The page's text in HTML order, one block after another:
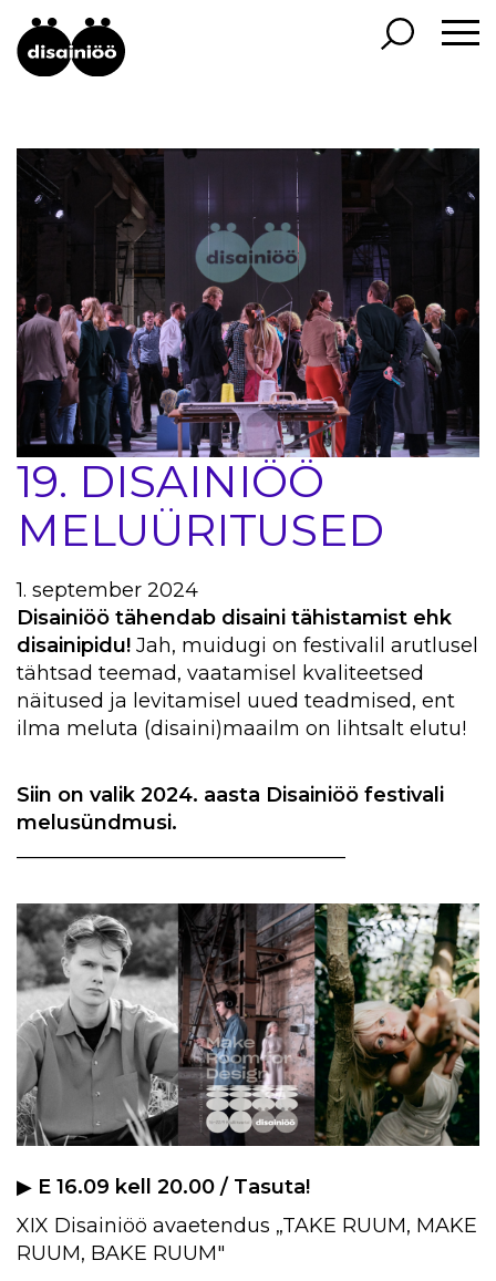
19. DISAINIÖÖ
MELUÜRITUSED
1. september 2024
Disainiöö tähendab disaini tähistamist ehk
disainipidu! Jah, muidugi on festivalil arutlusel
tähtsad teemad, vaatamisel kvaliteetsed
näitused ja levitamisel uued teadmised, ent
ilma meluta (disaini)maailm on lihtsalt elutu!
Siin on valik 2024. aasta Disainiöö festivali
melusündmusi.
▶︎ E 16.09 kell 20.00 / Tasuta!
XIX Disainiöö avaetendus „TAKE RUUM, MAKE
RUUM, BAKE RUUM"